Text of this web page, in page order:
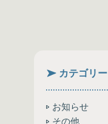
カテゴリー
お知らせ
その他